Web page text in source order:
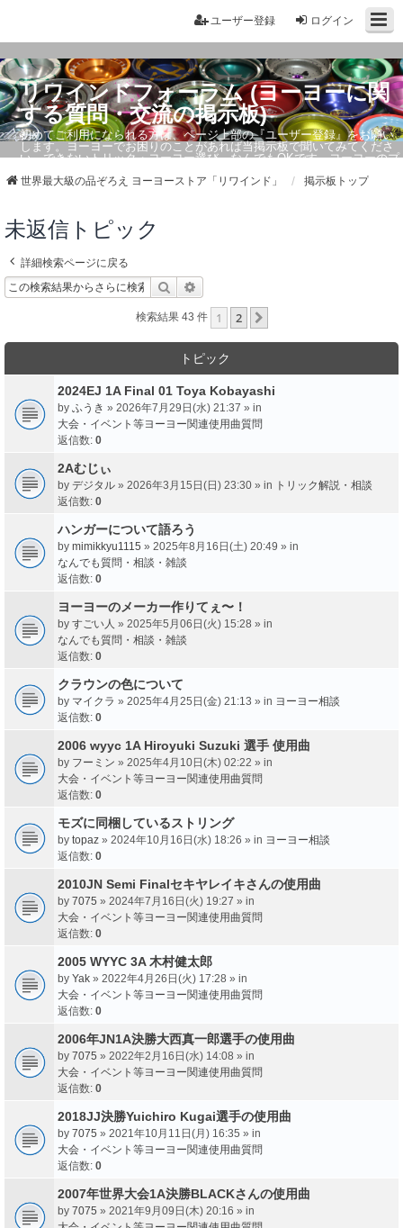
ログイン
ユーザー登録
リワインドフォーラム (ヨーヨーに関
する質問・交流の掲示板)
初めてご利用になられる方は、ページ上部の『ユーザー登録』をお願い
します。ヨーヨーでお困りのことがあれば当掲示板で聞いてみてくださ
い。できないトリック・ヨーヨー選び、なんでもOKです。ヨーヨーのプ
世界最大級の品ぞろえ ヨーヨーストア「リワインド」 掲示板トップ
未返信トピック
詳細検索ページに戻る
検索
検索結果 43 件 1 2
トピック
2024EJ 1A Final 01 Toya Kobayashi
by ふうき » 2026年7月29日(水) 21:37 » in
大会・イベント等ヨーヨー関連使用曲質問
返信数: 0
2Aむじぃ
by デジタル » 2026年3月15日(日) 23:30 » in トリック解説・相談
返信数: 0
ハンガーについて語ろう
by mimikkyu1115 » 2025年8月16日(土) 20:49 » in
なんでも質問・相談・雑談
返信数: 0
ヨーヨーのメーカー作りてぇ〜！
by すごい人 » 2025年5月06日(火) 15:28 » in
なんでも質問・相談・雑談
返信数: 0
クラウンの色について
by マイクラ » 2025年4月25日(金) 21:13 » in ヨーヨー相談
返信数: 0
2006 wyyc 1A Hiroyuki Suzuki 選手 使用曲
by フーミン » 2025年4月10日(木) 02:22 » in
大会・イベント等ヨーヨー関連使用曲質問
返信数: 0
モズに同梱しているストリング
by topaz » 2024年10月16日(水) 18:26 » in ヨーヨー相談
返信数: 0
2010JN Semi Finalセキヤレイキさんの使用曲
by 7075 » 2024年7月16日(火) 19:27 » in
大会・イベント等ヨーヨー関連使用曲質問
返信数: 0
2005 WYYC 3A 木村健太郎
by Yak » 2022年4月26日(火) 17:28 » in
大会・イベント等ヨーヨー関連使用曲質問
返信数: 0
2006年JN1A決勝大西真一郎選手の使用曲
by 7075 » 2022年2月16日(水) 14:08 » in
大会・イベント等ヨーヨー関連使用曲質問
返信数: 0
2018JJ決勝Yuichiro Kugai選手の使用曲
by 7075 » 2021年10月11日(月) 16:35 » in
大会・イベント等ヨーヨー関連使用曲質問
返信数: 0
2007年世界大会1A決勝BLACKさんの使用曲
by 7075 » 2021年9月09日(木) 20:16 » in